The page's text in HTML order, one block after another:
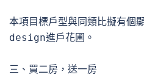
本項目標戶型與同類比擬有個
design進戶花圃。
三、買二房，送一房